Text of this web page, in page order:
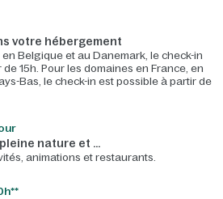
votre hébergement
Belgique et au Danemark, le check-in
15h. Pour les domaines en France, en
Bas, le check-in est possible à partir de
nature et …
animations et restaurants.